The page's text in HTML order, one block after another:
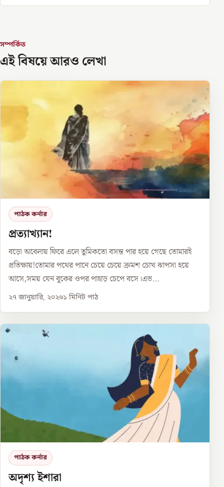
সম্পর্কিত
এই বিষয়ে আরও লেখা
পাঠক কর্নার
প্রত্যাখ্যান!
বড়ো অবেলায় ফিরে এলে তুমিকতো বসন্ত পার হয়ে গেছে তোমারই
প্রতিক্ষায়!তোমার পথের পানে চেয়ে চেয়ে ক্রমশ চোখ ঝাপসা হয়ে
আসে,সময় যেন বুকের ওপর পাহাড় চেপে বসে।এভ...
২৭ জানুয়ারি, ২০২৬১ মিনিট পাঠ
পাঠক কর্নার
অদৃশ্য ইশারা